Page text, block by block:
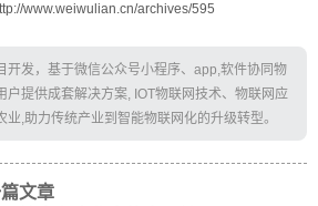
www.weiwulian.cn/archives/595
开发，基于微信公众号小程序、app,软件协同物
户提供成套解决方案, IOT物联网技术、物联网应
,助力传统产业到智能物联网化的升级转型。
篇文章